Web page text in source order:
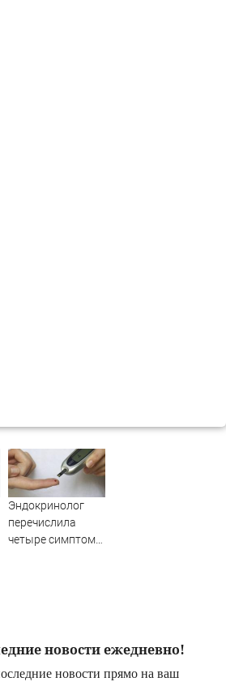
Эндокринолог
перечислила
четыре симптома
новости ежедневно!
новости прямо на ваш